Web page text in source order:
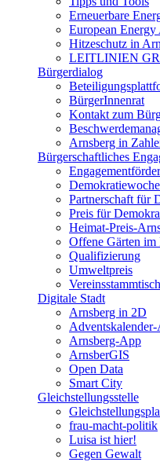
Erneuerbare
European Energy
Hitzeschutz in
LEITLINIEN
Bürgerdialog
BürgerInnenrat
Kontakt zum
Arnsberg in
Bürgerschaftliches
Partnerschaft für
Preis für
Heimat-Preis-
Offene Gärten im
Qualifizierung
Umweltpreis
Vereinsstammtisch
Digitale Stadt
Arnsberg in 2D
Arnsberg-App
ArnsberGIS
Open Data
Smart City
Gleichstellungsstelle
frau-macht-politik
Luisa ist hier!
Gegen Gewalt